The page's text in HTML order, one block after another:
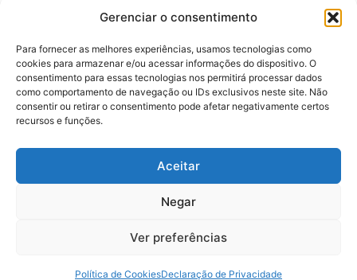
Gerenciar o consentimento
Para fornecer as melhores experiências, usamos tecnologias como
cookies para armazenar e/ou acessar informações do dispositivo. O
consentimento para essas tecnologias nos permitirá processar dados
como comportamento de navegação ou IDs exclusivos neste site. Não
consentir ou retirar o consentimento pode afetar negativamente certos
recursos e funções.
Aceitar
Negar
Ver preferências
Política de CookiesDeclaração de Privacidade
o
encontro
entre
trabalhadores
e
© 2026 Todos Direitos Reservados - SINE ACRE.